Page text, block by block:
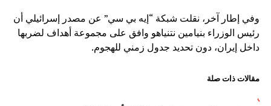
وفي إطار آخر، نقلت شبكة “إيه بي سي” عن مصدر إسرائيلي أن
رئيس الوزراء بنيامين نتنياهو وافق على مجموعة أهداف لضربها
داخل إيران، دون تحديد جدول زمني للهجوم.
مقالات ذات صلة